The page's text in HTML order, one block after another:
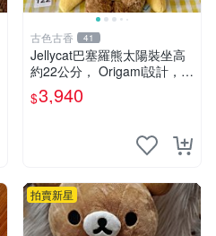
古色古香 41
Jellycat巴塞羅熊太陽裝坐高
約22公分， Origami設計，來
自越南。嚴選 Recommendat
ion！巴塞羅、 Origami熊、J
$3,940
拍賣新星